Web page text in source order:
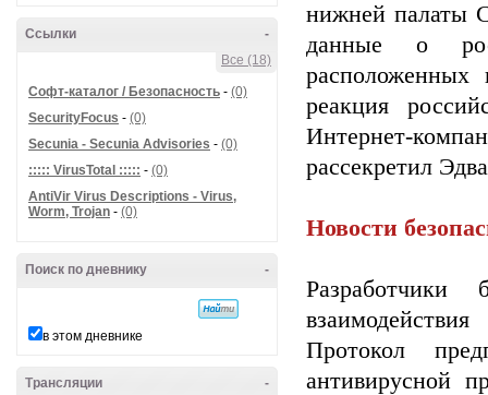
-
Ссылки
Все (18)
Софт-каталог / Безопасность - (0)
SecurityFocus - (0)
Secunia - Secunia Advisories - (0)
::::: VirusTotal ::::: - (0)
AntiVir Virus Descriptions - Virus,
Worm, Trojan - (0)
-
Поиск по дневнику
в этом дневнике
-
Трансляции
нижней палаты
данные о
расположенных
реакция
Интернет-
рассекретил
Новости
Протокол
антивирусной